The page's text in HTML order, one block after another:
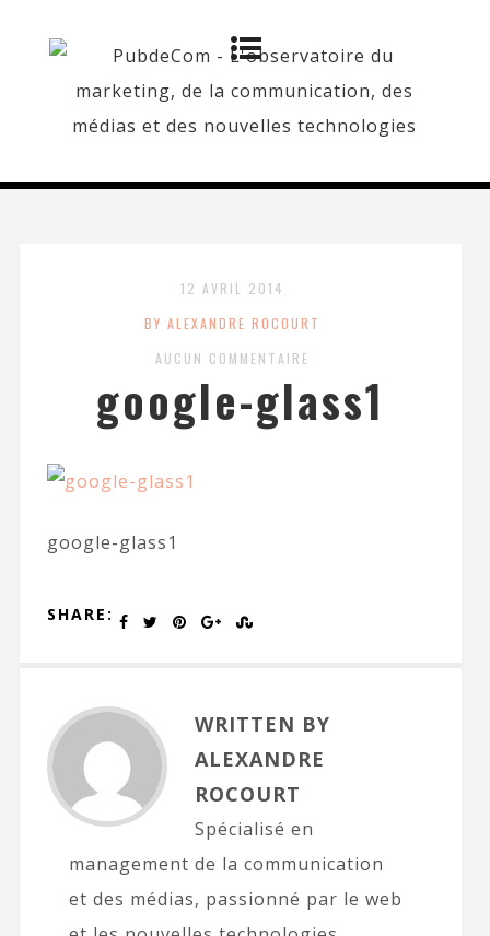
12 AVRIL 2014
BY ALEXANDRE ROCOURT
AUCUN COMMENTAIRE
google-glass1
google-glass1
SHARE:
WRITTEN BY
ALEXANDRE
ROCOURT
Spécialisé en
management de la communication
et des médias, passionné par le web